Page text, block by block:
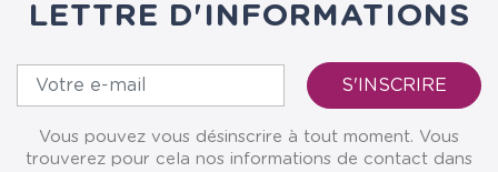
LETTRE D'INFORMATIONS
Vous pouvez vous désinscrire à tout moment. Vous
trouverez pour cela nos informations de contact dans